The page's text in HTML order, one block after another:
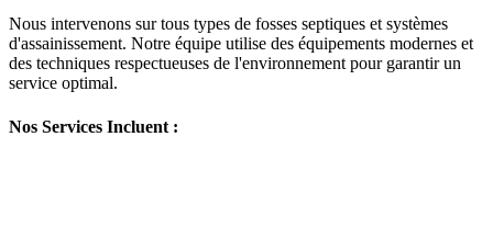
Nous intervenons sur tous types de fosses septiques et systèmes
d'assainissement. Notre équipe utilise des équipements modernes et
des techniques respectueuses de l'environnement pour garantir un
service optimal.
Nos Services Incluent :